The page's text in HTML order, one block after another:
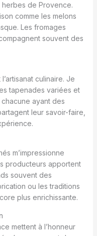
de Provence.
comme les melons
Les fromages
souvent des
culinaire. Je
tapenades variées et
ayant des
leur savoir-faire,
m’impressionne
producteurs apportent
souvent des
ou les traditions
plus enrichissante.
mettent à l’honneur